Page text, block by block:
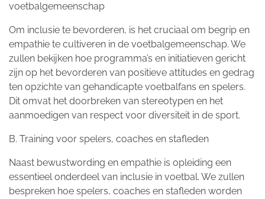
voetbalgemeenschap
Om inclusie te bevorderen, is het cruciaal om begrip en
empathie te cultiveren in de voetbalgemeenschap. We
zullen bekijken hoe programma’s en initiatieven gericht
zijn op het bevorderen van positieve attitudes en gedrag
ten opzichte van gehandicapte voetbalfans en spelers.
Dit omvat het doorbreken van stereotypen en het
aanmoedigen van respect voor diversiteit in de sport.
B. Training voor spelers, coaches en stafleden
Naast bewustwording en empathie is opleiding een
essentieel onderdeel van inclusie in voetbal. We zullen
bespreken hoe spelers, coaches en stafleden worden